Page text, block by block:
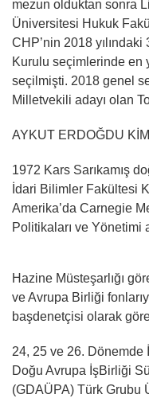
mezun olduktan sonra
Üniversitesi Hukuk
CHP’nin 2018
Kurulu seçimlerinde en
seçilmişti. 2018 genel
Milletvekili adayı olan
AYKUT ERDOĞDU
1972 Kars Sarıkamış
İdari Bilimler Fakültesi
Amerika’da Carnegie
Politikaları ve Yönetimi
Hazine Müsteşarlığı
ve Avrupa Birliği
başdenetçisi olarak
24, 25 ve 26.
Doğu Avrupa İşBirliği
(GDAÜPA) Türk Grubu